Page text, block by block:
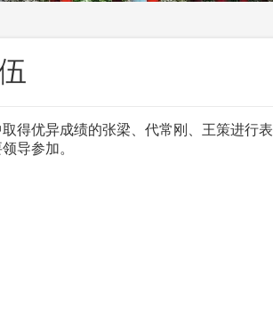
得优异成绩的张梁、代常刚、王策进行表
导参加。